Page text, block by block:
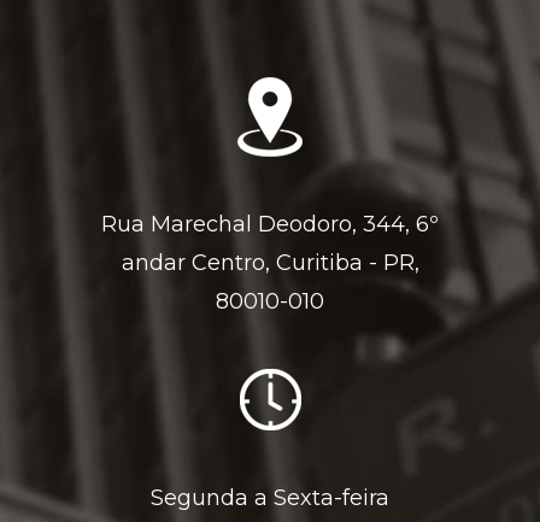
Rua Marechal Deodoro, 344, 6º
andar Centro, Curitiba - PR,
80010-010
Segunda a Sexta-feira